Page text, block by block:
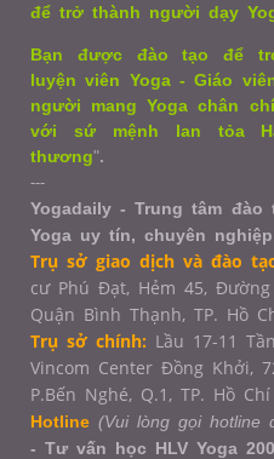
để trở thành người dạy
Bạn được đào tạo để
luyện viên Yoga - Giáo
người mang Yoga chân
với sứ mệnh lan tỏa
thương".
---
Yogadaily - Trung tâm đào
Yoga uy tín, chuyên nghiệp
Trụ sở giao dịch và đào
cư Phú Đạt, Hẻm 45,
Quận Bình Thạnh, TP. Hồ
Trụ sở chính: Lầu 17-11
Vincom Center Đồng Khởi,
P.Bến Nghé, Q.1, TP. Hồ
Hotline (Vui lòng gọi hotline
- Tư vấn học HLV Yoga